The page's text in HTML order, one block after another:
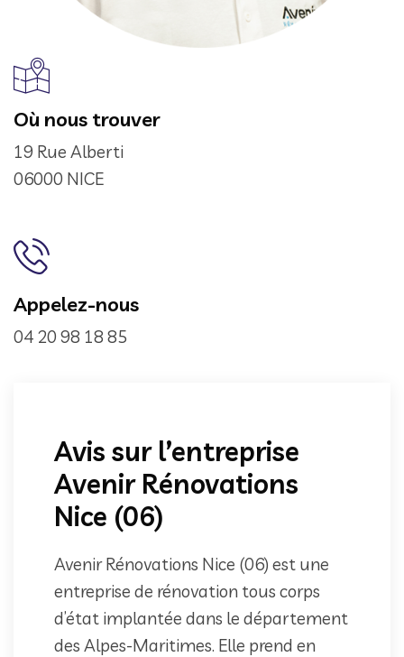
Où nous trouver
19 Rue Alberti
06000 NICE
Appelez-nous
04 20 98 18 85
Avis sur l’entreprise
Avenir Rénovations
Nice (06)
Avenir Rénovations Nice (06) est une
entreprise de rénovation tous corps
d’état implantée dans le département
des Alpes-Maritimes. Elle prend en